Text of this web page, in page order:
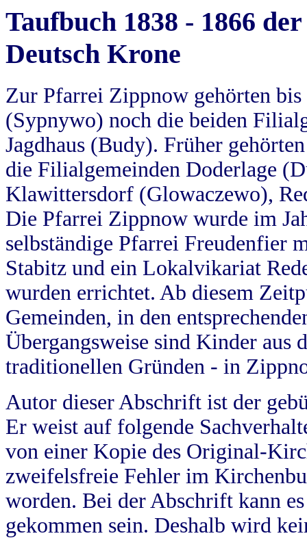
Taufbuch 1838 - 1866
Deutsch Krone
Zur Pfarrei Zippnow gehörten
(Sypnywo) noch die beiden
Jagdhaus (Budy). Früher
die Filialgemeinden Doderlage
Klawittersdorf (Glowaczewo),
Die Pfarrei Zippnow wurde im
selbständige Pfarrei Freudenfier
Stabitz und ein Lokalvikariat
wurden errichtet. Ab diesem
Gemeinden, in den
Übergangsweise sind Kinder aus
traditionellen Gründen - in
Autor dieser Abschrift ist der
Er weist auf folgende
von einer Kopie des Original-
zweifelsfreie Fehler im
worden. Bei der Abschrift kann
gekommen sein. Deshalb wird